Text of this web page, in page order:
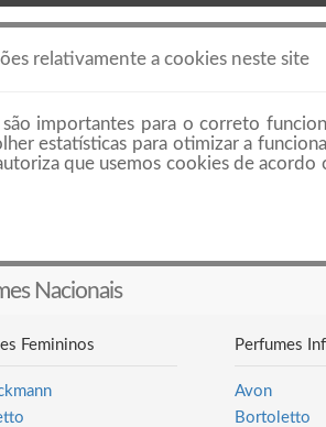
Nacionais
Femininos Perfumes
Avon
Bortoletto
relativamente a cookies neste site
importantes para o correto
estatísticas para otimizar a
que usemos cookies de acordo